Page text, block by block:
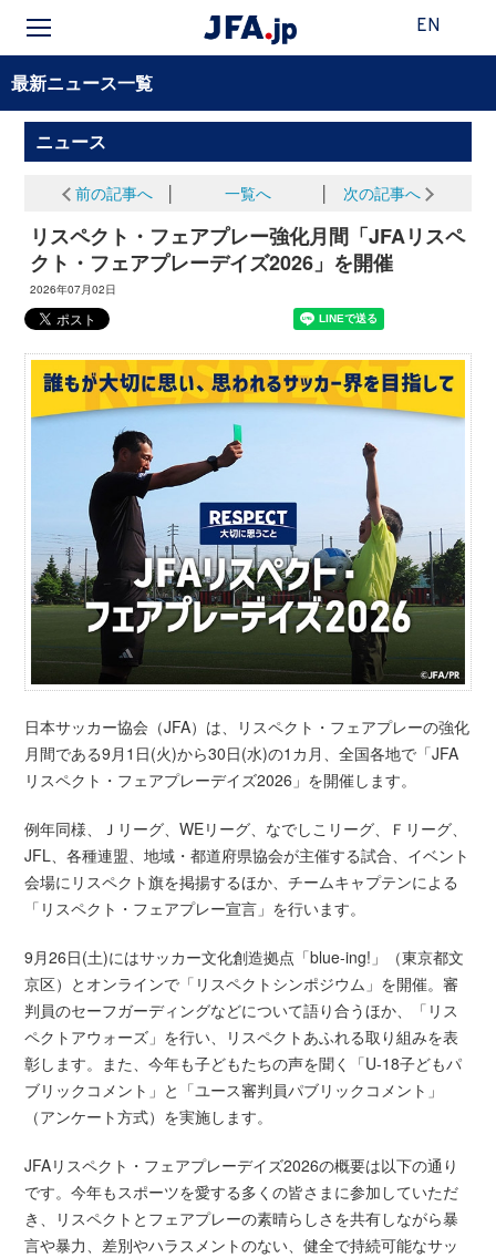
EN
最新ニュース一覧
ニュース
前の記事へ 一覧へ 次の記事へ
リスペクト・フェアプレー強化月間「JFAリスペ
クト・フェアプレーデイズ2026」を開催
2026年07月02日
日本サッカー協会（JFA）は、リスペクト・フェアプレーの強化
月間である9月1日(火)から30日(水)の1カ月、全国各地で「JFA
リスペクト・フェアプレーデイズ2026」を開催します。
例年同様、Ｊリーグ、WEリーグ、なでしこリーグ、Ｆリーグ、
JFL、各種連盟、地域・都道府県協会が主催する試合、イベント
会場にリスペクト旗を掲揚するほか、チームキャプテンによる
「リスペクト・フェアプレー宣言」を行います。
9月26日(土)にはサッカー文化創造拠点「blue-ing!」（東京都文
京区）とオンラインで「リスペクトシンポジウム」を開催。審
判員のセーフガーディングなどについて語り合うほか、「リス
ペクトアウォーズ」を行い、リスペクトあふれる取り組みを表
彰します。また、今年も子どもたちの声を聞く「U-18子どもパ
ブリックコメント」と「ユース審判員パブリックコメント」
（アンケート方式）を実施します。
JFAリスペクト・フェアプレーデイズ2026の概要は以下の通り
です。今年もスポーツを愛する多くの皆さまに参加していただ
き、リスペクトとフェアプレーの素晴らしさを共有しながら暴
言や暴力、差別やハラスメントのない、健全で持続可能なサッ